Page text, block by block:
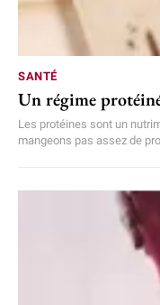
SANTÉ
Un régime
Les protéines sont un
mangeons pas assez de